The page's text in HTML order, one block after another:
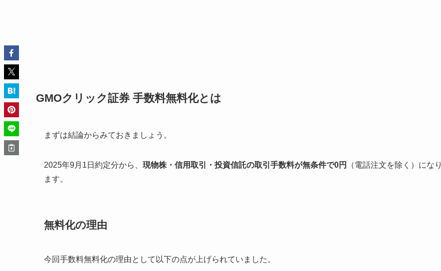
GMOクリック証券 手数料無料化とは
まずは結論からみておきましょう。
2025年9月1日約定分から、 現物株・信用取引・投資信託の取引手数料が無条件で0円
（電話注文を除く）になり
ます。
無料化の理由
今回手数料無料化の理由として以下の点が上げられていました。